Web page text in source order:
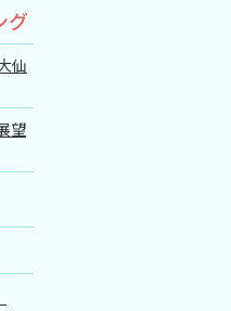
グ
仙
望